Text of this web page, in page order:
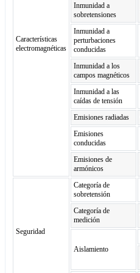
Características
electromagnéticas
Inmunidad a
sobretensiones
Inmunidad a
perturbaciones
conducidas
Inmunidad a los
campos magnéticos
Inmunidad a las
caídas de tensión
Emisiones radiadas
Emisiones
conducidas
Emisiones de
armónicos
Seguridad
Categoría de
sobretensión
Categoría de
medición
Aislamiento